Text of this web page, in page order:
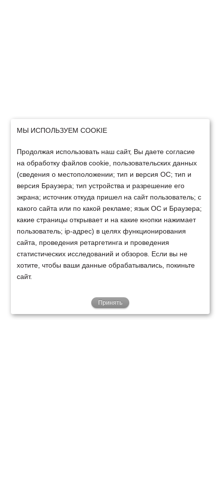
МЫ ИСПОЛЬЗУЕМ COOKIE
Продолжая использовать наш сайт, Вы даете согласие
на обработку файлов cookie, пользовательских данных
(сведения о местоположении; тип и версия ОС; тип и
версия Браузера; тип устройства и разрешение его
экрана; источник откуда пришел на сайт пользователь; с
какого сайта или по какой рекламе; язык ОС и Браузера;
какие страницы открывает и на какие кнопки нажимает
пользователь; ip-адрес) в целях функционирования
сайта, проведения ретаргетинга и проведения
статистических исследований и обзоров. Если вы не
хотите, чтобы ваши данные обрабатывались, покиньте
сайт.
Принять